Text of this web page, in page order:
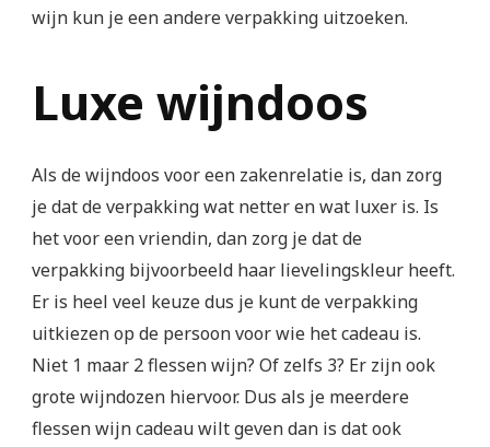
wijn kun je een andere verpakking uitzoeken.
Luxe wijndoos
Als de wijndoos voor een zakenrelatie is, dan zorg
je dat de verpakking wat netter en wat luxer is. Is
het voor een vriendin, dan zorg je dat de
verpakking bijvoorbeeld haar lievelingskleur heeft.
Er is heel veel keuze dus je kunt de verpakking
uitkiezen op de persoon voor wie het cadeau is.
Niet 1 maar 2 flessen wijn? Of zelfs 3? Er zijn ook
grote wijndozen hiervoor. Dus als je meerdere
flessen wijn cadeau wilt geven dan is dat ook